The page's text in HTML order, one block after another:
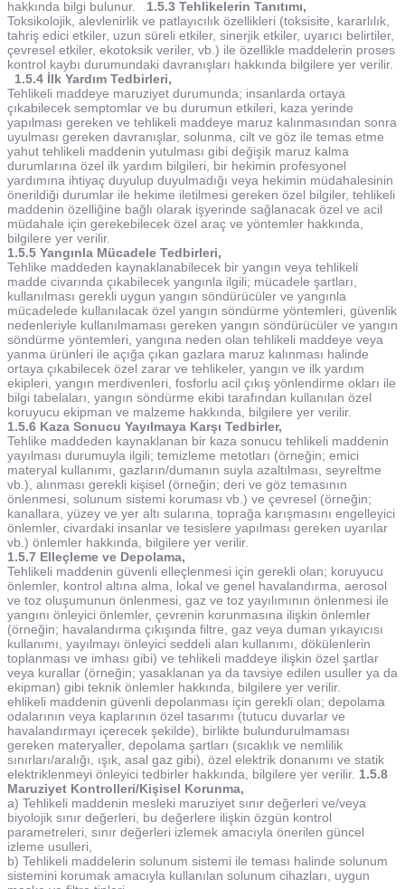
hakkında bilgi bulunur. 1.5.3 Tehlikelerin Tanıtımı,
Toksikolojik, alevlenirlik ve patlayıcılık özellikleri (toksisite, kararlılık,
tahriş edici etkiler, uzun süreli etkiler, sinerjik etkiler, uyarıcı belirtiler,
çevresel etkiler, ekotoksik veriler, vb.) ile özellikle maddelerin proses
kontrol kaybı durumundaki davranışları hakkında bilgilere yer verilir.
1.5.4 İlk Yardım Tedbirleri,
Tehlikeli maddeye maruziyet durumunda; insanlarda ortaya
çıkabilecek semptomlar ve bu durumun etkileri, kaza yerinde
yapılması gereken ve tehlikeli maddeye maruz kalınmasından sonra
uyulması gereken davranışlar, solunma, cilt ve göz ile temas etme
yahut tehlikeli maddenin yutulması gibi değişik maruz kalma
durumlarına özel ilk yardım bilgileri, bir hekimin profesyonel
yardımına ihtiyaç duyulup duyulmadığı veya hekimin müdahalesinin
önerildiği durumlar ile hekime iletilmesi gereken özel bilgiler, tehlikeli
maddenin özelliğine bağlı olarak işyerinde sağlanacak özel ve acil
müdahale için gerekebilecek özel araç ve yöntemler hakkında,
bilgilere yer verilir.
1.5.5 Yangınla Mücadele Tedbirleri,
Tehlike maddeden kaynaklanabilecek bir yangın veya tehlikeli
madde civarında çıkabilecek yangınla ilgili; mücadele şartları,
kullanılması gerekli uygun yangın söndürücüler ve yangınla
mücadelede kullanılacak özel yangın söndürme yöntemleri, güvenlik
nedenleriyle kullanılmaması gereken yangın söndürücüler ve yangın
söndürme yöntemleri, yangına neden olan tehlikeli maddeye veya
yanma ürünleri ile açığa çıkan gazlara maruz kalınması halinde
ortaya çıkabilecek özel zarar ve tehlikeler, yangın ve ilk yardım
ekipleri, yangın merdivenleri, fosforlu acil çıkış yönlendirme okları ile
bilgi tabelaları, yangın söndürme ekibi tarafından kullanılan özel
koruyucu ekipman ve malzeme hakkında, bilgilere yer verilir.
1.5.6 Kaza Sonucu Yayılmaya Karşı Tedbirler,
Tehlike maddeden kaynaklanan bir kaza sonucu tehlikeli maddenin
yayılması durumuyla ilgili; temizleme metotları (örneğin; emici
materyal kullanımı, gazların/dumanın suyla azaltılması, seyreltme
vb.), alınması gerekli kişisel (örneğin; deri ve göz temasının
önlenmesi, solunum sistemi koruması vb.) ve çevresel (örneğin;
kanallara, yüzey ve yer altı sularına, toprağa karışmasını engelleyici
önlemler, civardaki insanlar ve tesislere yapılması gereken uyarılar
vb.) önlemler hakkında, bilgilere yer verilir.
1.5.7 Elleçleme ve Depolama,
Tehlikeli maddenin güvenli elleçlenmesi için gerekli olan; koruyucu
önlemler, kontrol altına alma, lokal ve genel havalandırma, aerosol
ve toz oluşumunun önlenmesi, gaz ve toz yayılımının önlenmesi ile
yangını önleyici önlemler, çevrenin korunmasına ilişkin önlemler
(örneğin; havalandırma çıkışında filtre, gaz veya duman yıkayıcısı
kullanımı, yayılmayı önleyici seddeli alan kullanımı, dökülenlerin
toplanması ve imhası gibi) ve tehlikeli maddeye ilişkin özel şartlar
veya kurallar (örneğin; yasaklanan ya da tavsiye edilen usuller ya da
ekipman) gibi teknik önlemler hakkında, bilgilere yer verilir.
ehlikeli maddenin güvenli depolanması için gerekli olan; depolama
odalarının veya kaplarının özel tasarımı (tutucu duvarlar ve
havalandırmayı içerecek şekilde), birlikte bulundurulmaması
gereken materyaller, depolama şartları (sıcaklık ve nemlilik
sınırları/aralığı, ışık, asal gaz gibi), özel elektrik donanımı ve statik
elektriklenmeyi önleyici tedbirler hakkında, bilgilere yer verilir. 1.5.8
Maruziyet Kontrolleri/Kişisel Korunma,
a) Tehlikeli maddenin mesleki maruziyet sınır değerleri ve/veya
biyolojik sınır değerleri, bu değerlere ilişkin özgün kontrol
parametreleri, sınır değerleri izlemek amacıyla önerilen güncel
izleme usulleri,
b) Tehlikeli maddelerin solunum sistemi ile teması halinde solunum
sistemini korumak amacıyla kullanılan solunum cihazları, uygun